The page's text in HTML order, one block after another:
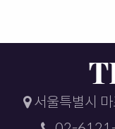
서울특별시